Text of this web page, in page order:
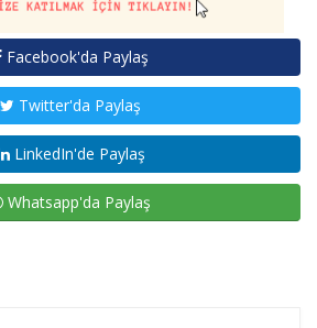
Facebook'da Paylaş
Twitter'da Paylaş
LinkedIn'de Paylaş
Whatsapp'da Paylaş